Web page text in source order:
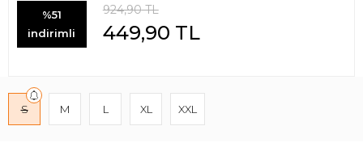
%51
indirimli
924,90TL
449,90 TL
S M L XL XXL